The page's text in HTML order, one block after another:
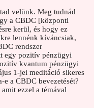
velünk. Meg tudnád
a CBDC [központi
kerül, és hogy ez
lennénk kíváncsiak,
rendszer
egy pozitív pénzügyi
kvantum pénzügyi
1-jei meditáció sikeres
e a CBDC bevezetését?
ezzel a témával